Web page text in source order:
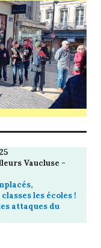
Vaucluse -
les écoles !
attaques du